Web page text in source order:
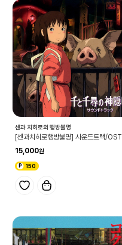
센과 치히로의 행방불명
[센과치히로행방불명] 사운드트랙/OST
15,000
150